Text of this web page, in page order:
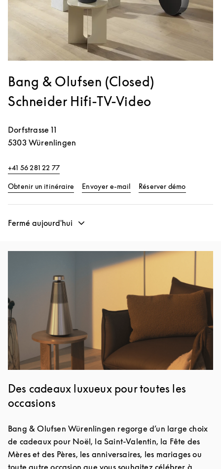
Bang & Olufsen (Closed)
Schneider Hifi-TV-Video
Dorfstrasse 11
5303 Würenlingen
+41 56 281 22 77
Obtenir un itinéraire Link Opens in New Tab
Envoyer e-mail Réserver démo
Fermé aujourd'hui
Des cadeaux luxueux pour toutes les
occasions
Bang & Olufsen Würenlingen regorge d’un large choix
de cadeaux pour Noël, la Saint-Valentin, la Fête des
Mères et des Pères, les anniversaires, les mariages ou